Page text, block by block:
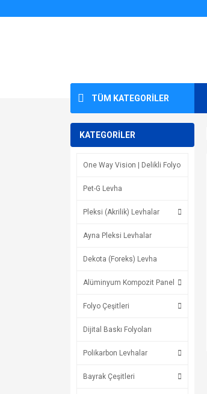
TÜM KATEGORİLER
KATEGORİLER
One Way Vision | Delikli Folyo
Pet-G Levha
Pleksi (Akrilik) Levhalar
Ayna Pleksi Levhalar
Dekota (Foreks) Levha
Alüminyum Kompozit Panel
Folyo Çeşitleri
Dijital Baskı Folyoları
Polikarbon Levhalar
Bayrak Çeşitleri